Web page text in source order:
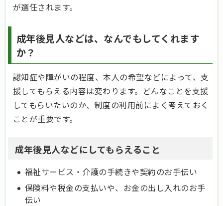
が選任されます。
成年後見人などは、なんでもしてくれます
か？
認知症や障がいの程度、本人の希望などによって、支
援してもらえる内容は変わります。どんなことを支援
してもらいたいのか、制度の利用前によく考えておく
ことが重要です。
成年後見人などにしてもらえること
福祉サービス・介護の手続きや契約のお手伝い
保険料や税金の支払いや、お金の出し入れのお手
伝い